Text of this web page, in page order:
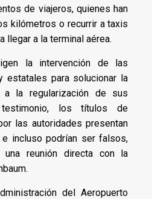
de viajeros, quienes han
kilómetros o recurrir a taxis
llegar a la terminal aérea.
la intervención de las
estatales para solucionar la
a la regularización de sus
los títulos de
las autoridades presentan
e incluso podrían ser falsos,
reunión directa con la
del Aeropuerto